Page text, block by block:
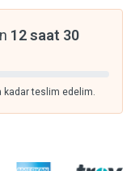
12 saat 30
kadar teslim edelim.